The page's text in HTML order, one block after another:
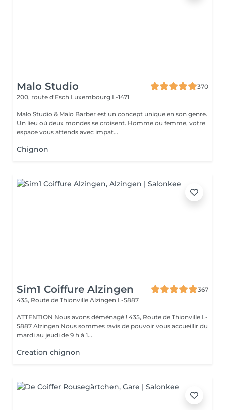
Malo Studio
370
200, route d'Esch Luxembourg L-1471
Malo Studio & Malo Barber est un concept unique en son genre.
Un lieu où deux mondes se croisent. Homme ou femme, votre
espace vous attends avec impat...
Chignon
Sim1 Coiffure Alzingen
367
435, Route de Thionville Alzingen L-5887
ATTENTION Nous avons déménagé ! 435, Route de Thionville L-
5887 Alzingen Nous sommes ravis de pouvoir vous accueillir du
mardi au jeudi de 9 h à 1...
Creation chignon